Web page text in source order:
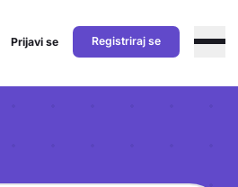
Prijavi se Registriraj se